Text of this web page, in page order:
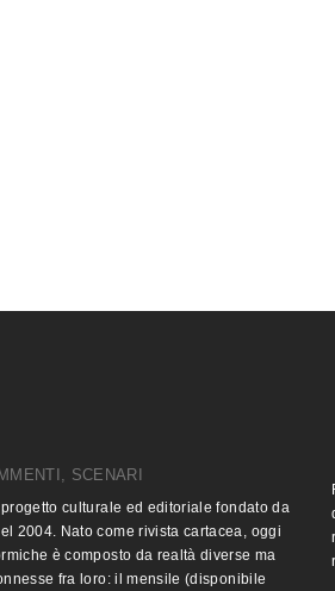
SCENARI
culturale ed editoriale fondato da
2004. Nato come rivista cartacea, oggi
è composto da realtà diverse ma
fra loro: il mensile (disponibile